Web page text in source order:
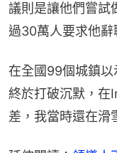
議則是讓他們嘗試
過30萬人要求他辭
在全國99個城鎮
終於打破沉默，在
差，我當時還在滑